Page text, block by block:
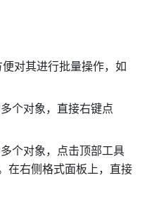
对其进行批量操作，如
个对象，直接右键点
个对象，点击顶部工具
在右侧格式面板上，直接